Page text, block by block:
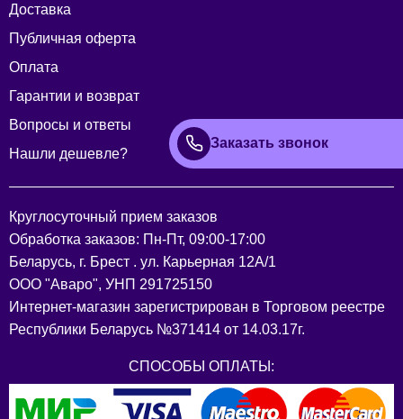
Доставка
Публичная оферта
Оплата
Гарантии и возврат
Вопросы и ответы
Нашли дешевле?
Заказать звонок
Круглосуточный прием заказов
Обработка заказов: Пн-Пт, 09:00-17:00
Беларусь, г. Брест . ул. Карьерная 12А/1
ООО "Аваро", УНП 291725150
Интернет-магазин зарегистрирован в Торговом реестре
Республики Беларусь №371414 от 14.03.17г.
СПОСОБЫ ОПЛАТЫ: